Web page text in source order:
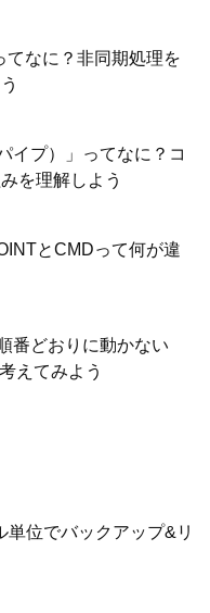
なに？非同期処理を
イプ）」ってなに？コ
を理解しよう
とCMDって何が違
番どおりに動かない
えてみよう
単位でバックアップ&リ